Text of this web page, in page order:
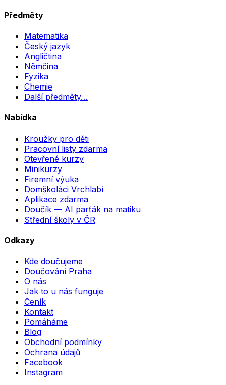
Předměty
Matematika
Český jazyk
Angličtina
Němčina
Fyzika
Chemie
Další předměty…
Nabídka
Kroužky pro děti
Pracovní listy zdarma
Otevřené kurzy
Minikurzy
Firemní výuka
Domškoláci Vrchlabí
Aplikace zdarma
Doučík — AI parťák na matiku
Střední školy v ČR
Odkazy
Kde doučujeme
Doučování Praha
O nás
Jak to u nás funguje
Ceník
Kontakt
Pomáháme
Blog
Obchodní podmínky
Ochrana údajů
Facebook
Instagram